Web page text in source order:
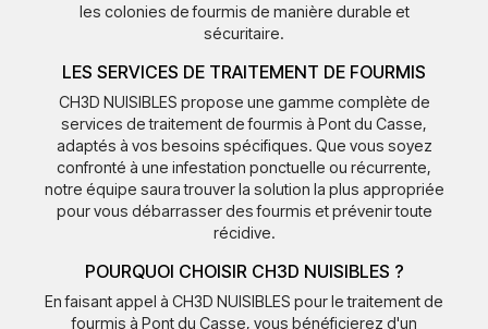
les colonies de fourmis de manière durable et
sécuritaire.
LES SERVICES DE TRAITEMENT DE FOURMIS
CH3D NUISIBLES propose une gamme complète de
services de traitement de fourmis à Pont du Casse,
adaptés à vos besoins spécifiques. Que vous soyez
confronté à une infestation ponctuelle ou récurrente,
notre équipe saura trouver la solution la plus appropriée
pour vous débarrasser des fourmis et prévenir toute
récidive.
POURQUOI CHOISIR CH3D NUISIBLES ?
En faisant appel à CH3D NUISIBLES pour le traitement de
fourmis à Pont du Casse, vous bénéficierez d'un